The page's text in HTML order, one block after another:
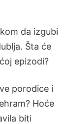
da izgubi
Šta će
epizodi?
porodice i
Hoće
biti